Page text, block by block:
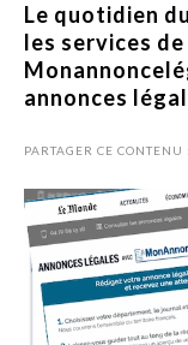
Le quotidien
les services
annonces
PARTAGER CE CONTENU :